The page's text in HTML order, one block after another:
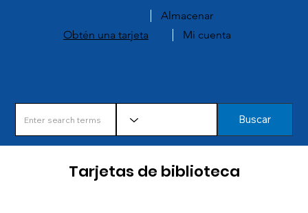
Almacenar
Obtén una tarjeta
Mi cuenta
Buscar
Tarjetas de biblioteca